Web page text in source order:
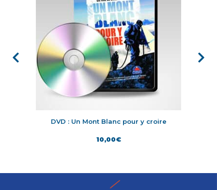
DVD : Un Mont Blanc pour y croire
10,00€